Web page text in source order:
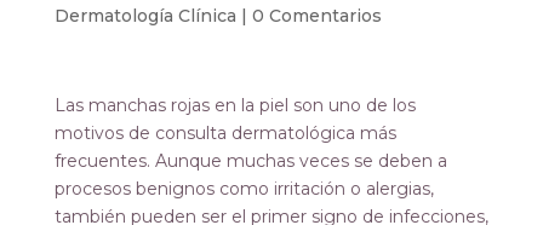
Dermatología Clínica | 0 Comentarios
Las manchas rojas en la piel son uno de los
motivos de consulta dermatológica más
frecuentes. Aunque muchas veces se deben a
procesos benignos como irritación o alergias,
también pueden ser el primer signo de infecciones,